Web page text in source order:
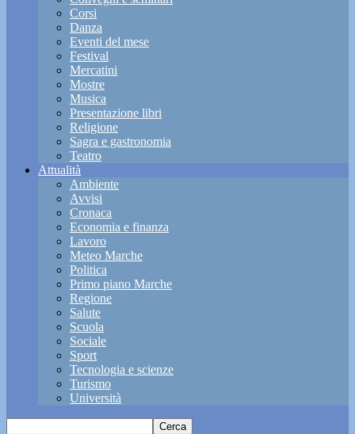
Corsi
Danza
Eventi del mese
Festival
Mercatini
Mostre
Musica
Presentazione libri
Religione
Sagra e gastronomia
Teatro
Attualità
Ambiente
Avvisi
Cronaca
Economia e finanza
Lavoro
Meteo Marche
Politica
Primo piano Marche
Regione
Salute
Scuola
Sociale
Sport
Tecnologia e scienze
Turismo
Università